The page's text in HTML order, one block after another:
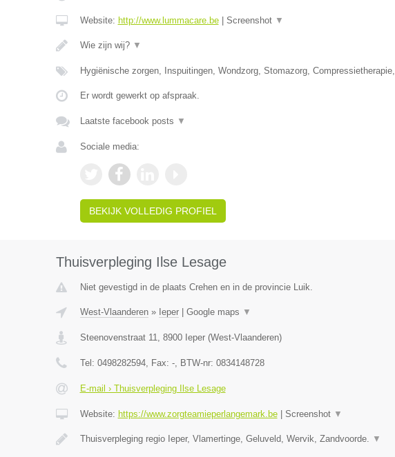
Website: http://www.lummacare.be| Screenshot ▼
Wie zijn wij? ▼
Hygiënische zorgen, Inspuitingen, Wondzorg, Stomazorg, Compressietherapie,
Er wordt gewerkt op afspraak.
Laatste facebook posts ▼
Sociale media:
BEKIJK VOLLEDIG PROFIEL
Thuisverpleging Ilse Lesage
Niet gevestigd in de plaats Crehen en in de provincie Luik.
West-Vlaanderen» Ieper| Google maps ▼
Steenovenstraat 11, 8900 Ieper(West-Vlaanderen)
Tel: 0498282594, Fax: -, BTW-nr: 0834148728
E-mail › Thuisverpleging Ilse Lesage
Website: https://www.zorgteamieperlangemark.be| Screenshot ▼
Thuisverpleging regio Ieper, Vlamertinge, Geluveld, Wervik, Zandvoorde. ▼